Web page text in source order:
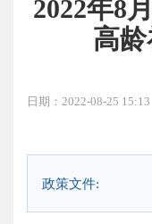
2022年8
高
日期：2022-08-25 15:13
政策文件: